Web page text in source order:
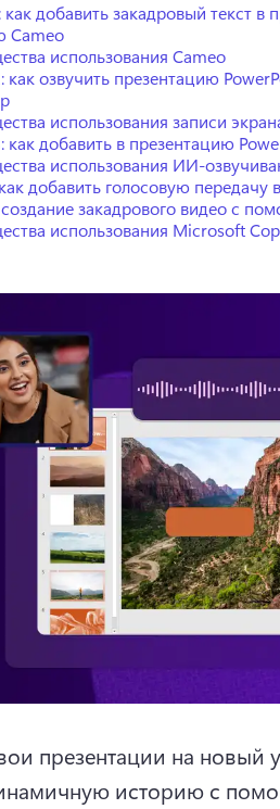
как добавить закадровый текст в
Cameo
использования Cameo
как озвучить презентацию
использования записи
как добавить в презентацию
использования ИИ-
добавить голосовую
закадрового видео с
использования Microsoft
презентации на новый
историю с